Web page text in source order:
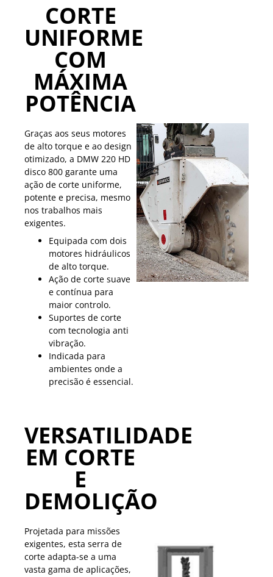
CORTE
UNIFORME
COM
MÁXIMA
POTÊNCIA
Graças aos seus motores
de alto torque e ao design
otimizado, a DMW 220 HD
disco 800 garante uma
ação de corte uniforme,
potente e precisa, mesmo
nos trabalhos mais
exigentes.
Equipada com dois
motores hidráulicos
de alto torque.
Ação de corte suave
e contínua para
maior controlo.
Suportes de corte
com tecnologia anti
vibração.
Indicada para
ambientes onde a
precisão é essencial.
VERSATILIDADE
EM CORTE
E
DEMOLIÇÃO
Projetada para missões
exigentes, esta serra de
corte adapta-se a uma
vasta gama de aplicações,